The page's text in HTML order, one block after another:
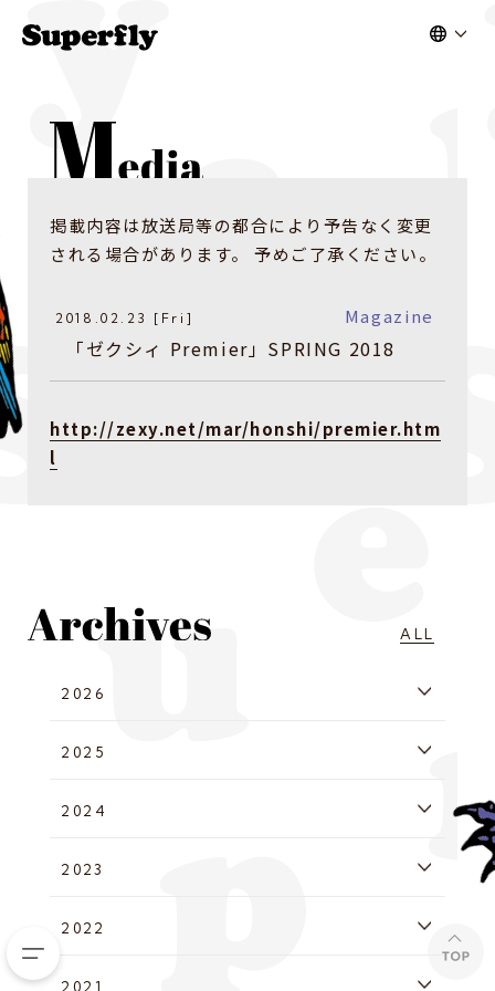
掲載内容は放送局等の都合により予告なく変更
される場合があります。 予めご了承ください。
2018.02.23 [Fri] Magazine
​「ゼクシィ Premier」SPRING 2018
http://zexy.net/mar/honshi/premier.htm
l
ALL
2026
2025
2024
2023
2022
2021